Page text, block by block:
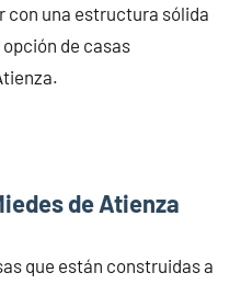
con una estructura sólida
de casas
de Atienza
que están construidas a